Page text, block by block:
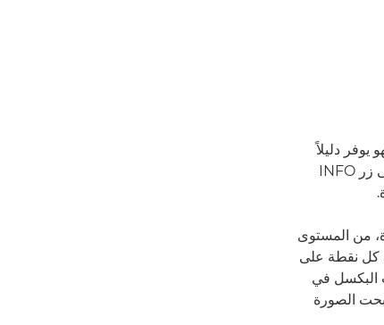
دليلاً
مرئيًا لدرجات إضاءة الصور. يمكنك عرض مخطط توزيع الألوان من خلال الضغط المتكرر على زر INFO
من المستوى
كل نقطة على
البكسل في
الصورة